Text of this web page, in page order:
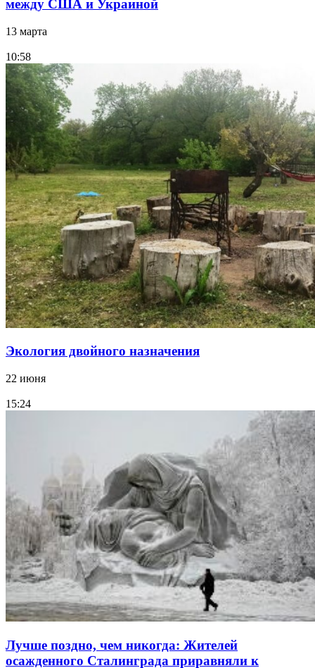
между США и Украиной
13 марта
10:58
Экология двойного назначения
22 июня
15:24
Лучше поздно, чем никогда: Жителей
осажденного Сталинграда приравняли к